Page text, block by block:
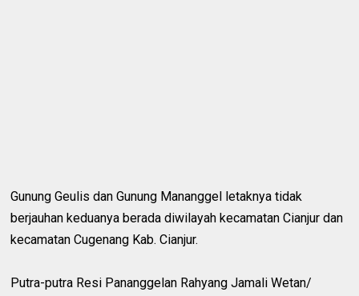
Gunung Geulis dan Gunung Mananggel letaknya tidak
berjauhan keduanya berada diwilayah kecamatan Cianjur dan
kecamatan Cugenang Kab. Cianjur.
Putra-putra Resi Pananggelan Rahyang Jamali Wetan/